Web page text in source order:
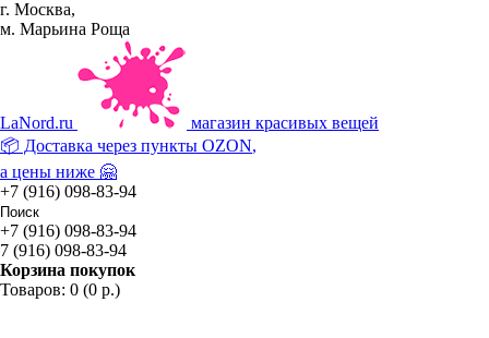
г. Москва,
м. Марьина Роща
LaNord.ru
магазин красивых вещей
📦 Доставка через пункты OZON,
а цены ниже 🤗
+7 (916) 098-83-94
+7 (916) 098-83-94
7 (916) 098-83-94
Корзина покупок
Товаров: 0 (0 р.)